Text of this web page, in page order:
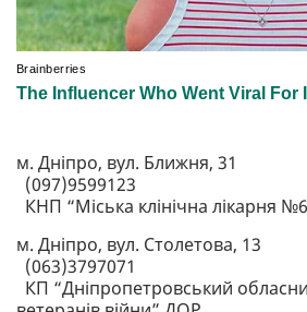
м. Дніпро, вул. Ближня, 31
(097)9599123
КНП “Міська клінічна лікарня
м. Дніпро, вул. Столетова, 13
(063)3797071
КП “Дніпропетровський